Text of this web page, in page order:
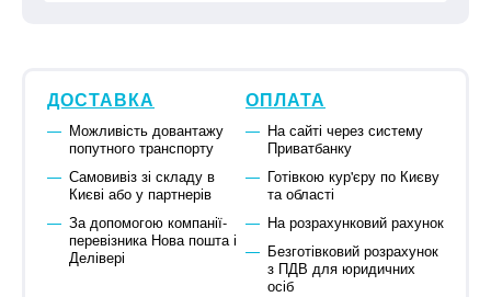
ДОСТАВКА
Можливість довантажу
попутного транспорту
Самовивіз зі складу в
Києві або у партнерів
За допомогою компанії-
перевізника Нова пошта і
Делівері
ОПЛАТА
На сайті через систему
Приватбанку
Готівкою кур'єру по Києву
та області
На розрахунковий рахунок
Безготівковий розрахунок
з ПДВ для юридичних
осіб